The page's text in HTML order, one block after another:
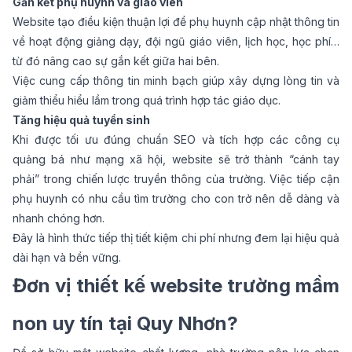
Website tạo điều kiện thuận lợi để phụ huynh cập nhật thông tin
về hoạt động giảng dạy, đội ngũ giáo viên, lịch học, học phí…
từ đó nâng cao sự gắn kết giữa hai bên.
Việc cung cấp thông tin minh bạch giúp xây dựng lòng tin và
giảm thiểu hiểu lầm trong quá trình hợp tác giáo dục.
Tăng hiệu quả tuyển sinh
Khi được tối ưu đúng chuẩn SEO và tích hợp các công cụ
quảng bá như mạng xã hội, website sẽ trở thành “cánh tay
phải” trong chiến lược truyền thông của trường. Việc tiếp cận
phụ huynh có nhu cầu tìm trường cho con trở nên dễ dàng và
nhanh chóng hơn.
Đây là hình thức tiếp thị tiết kiệm chi phí nhưng đem lại hiệu quả
dài hạn và bền vững.
Đơn vị thiết kế website trường mầm
non uy tín tại Quy Nhơn?